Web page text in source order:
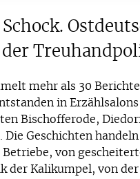
der
mehr als 30
in
Bischofferode,
Die Geschichten
von
der Kalikumpel, von